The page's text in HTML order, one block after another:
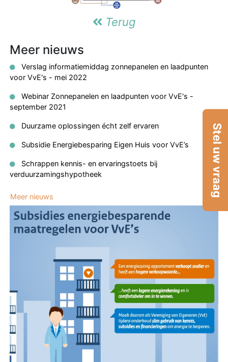
Stel uw vraag
Terug
Meer nieuws
Verslag informatiemiddag zonnepanelen en laadpunten
voor VvE's - mei 2022
Webinar Zonnepanelen en laadpunten voor VvE's -
september 2021
Duurzame oplossingen écht zelf ervaren
Subsidie Energiebesparing Eigen Huis voor VvE’s
Schrappen kennis- en ervaringstoets bij
verduurzamingshypotheek
Meer nieuws